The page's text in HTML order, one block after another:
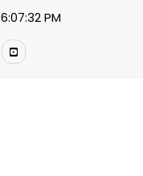
6:07:33 PM